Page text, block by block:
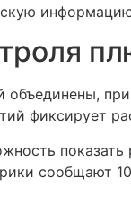
фиксирует
сообщают